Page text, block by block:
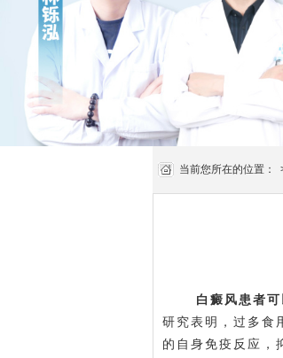
当前您所在的位置：
白癜风患者
研究表明，过多食
的自身免疫反应，